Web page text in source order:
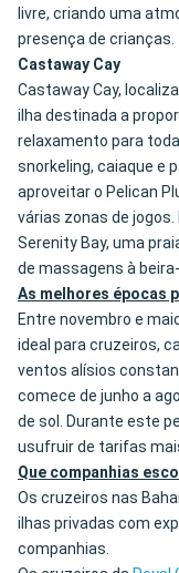
livre, criando uma
presença de crianças.
Castaway Cay
Castaway Cay,
ilha destinada a
relaxamento para
snorkeling, caiaque e
aproveitar o Pelican
várias zonas de
Serenity Bay, uma
de massagens à
As melhores épocas
Entre novembro e
ideal para cruzeiros,
ventos alísios
comece de junho a
de sol. Durante este
usufruir de tarifas
Que companhias
Os cruzeiros nas
ilhas privadas com
companhias.